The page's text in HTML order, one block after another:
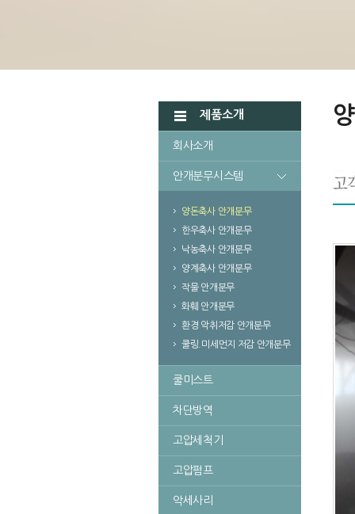
제품소개
회사소개
안개분무시스템
양돈축사 안개분무
한우축사 안개분무
낙농축사 안개분무
양계축사 안개분무
작물 안개분무
화훼 안개분무
환경 악취저감 안개분무
쿨링.미세먼지 저감 안개분무
쿨미스트
차단방역
고압세척기
고압펌프
악세사리